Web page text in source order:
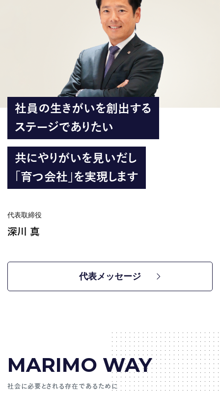
社員の生きがいを創出する
ステージでありたい
共にやりがいを見いだし
「育つ会社」を実現します
代表取締役
深川 真
代表メッセージ
MARIMO WAY
社会に必要とされる存在であるために